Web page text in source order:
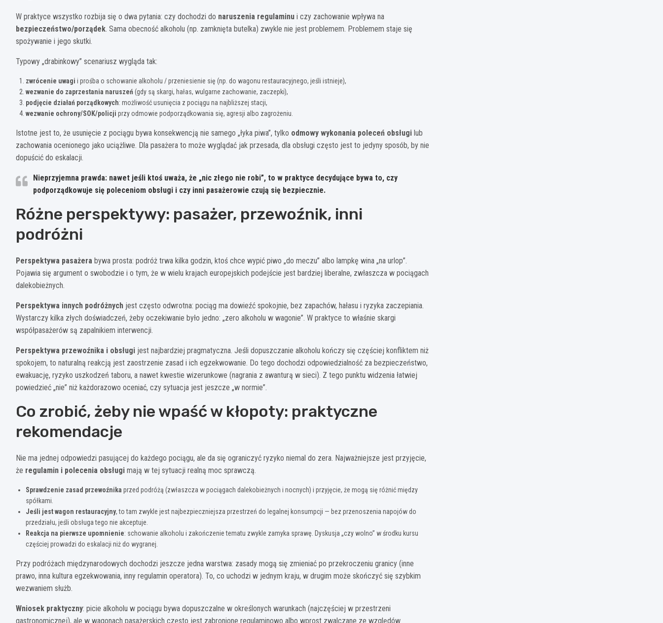
W praktyce wszystko rozbija się o dwa pytania: czy dochodzi do naruszenia regulaminu i czy zachowanie wpływa na
bezpieczeństwo/porządek. Sama obecność alkoholu (np. zamknięta butelka) zwykle nie jest problemem. Problemem staje się
spożywanie i jego skutki.
Typowy „drabinkowy” scenariusz wygląda tak:
zwrócenie uwagi i prośba o schowanie alkoholu / przeniesienie się (np. do wagonu restauracyjnego, jeśli istnieje),
wezwanie do zaprzestania naruszeń(gdy są skargi, hałas, wulgarne zachowanie, zaczepki),
podjęcie działań porządkowych: możliwość usunięcia z pociągu na najbliższej stacji,
wezwanie ochrony/SOK/policji przy odmowie podporządkowania się, agresji albo zagrożeniu.
Istotne jest to, że usunięcie z pociągu bywa konsekwencją nie samego „łyka piwa”, tylko odmowy wykonania poleceń obsługi lub
zachowania ocenionego jako uciążliwe. Dla pasażera to może wyglądać jak przesada, dla obsługi często jest to jedyny sposób, by nie
dopuścić do eskalacji.
Nieprzyjemna prawda: nawet jeśli ktoś uważa, że „nic złego nie robi”, to w praktyce decydujące bywa to, czy
podporządkowuje się poleceniom obsługi i czy inni pasażerowie czują się bezpiecznie.
Różne perspektywy: pasażer, przewoźnik, inni
podróżni
Perspektywa pasażera bywa prosta: podróż trwa kilka godzin, ktoś chce wypić piwo „do meczu” albo lampkę wina „na urlop”.
Pojawia się argument o swobodzie i o tym, że w wielu krajach europejskich podejście jest bardziej liberalne, zwłaszcza w pociągach
dalekobieżnych.
Perspektywa innych podróżnych jest często odwrotna: pociąg ma dowieźć spokojnie, bez zapachów, hałasu i ryzyka zaczepiania.
Wystarczy kilka złych doświadczeń, żeby oczekiwanie było jedno: „zero alkoholu w wagonie”. W praktyce to właśnie skargi
współpasażerów są zapalnikiem interwencji.
Perspektywa przewoźnika i obsługi jest najbardziej pragmatyczna. Jeśli dopuszczanie alkoholu kończy się częściej konfliktem niż
spokojem, to naturalną reakcją jest zaostrzenie zasad i ich egzekwowanie. Do tego dochodzi odpowiedzialność za bezpieczeństwo,
ewakuację, ryzyko uszkodzeń taboru, a nawet kwestie wizerunkowe (nagrania z awanturą w sieci). Z tego punktu widzenia łatwiej
powiedzieć „nie” niż każdorazowo oceniać, czy sytuacja jest jeszcze „w normie”.
Co zrobić, żeby nie wpaść w kłopoty: praktyczne
rekomendacje
Nie ma jednej odpowiedzi pasującej do każdego pociągu, ale da się ograniczyć ryzyko niemal do zera. Najważniejsze jest przyjęcie,
że regulamin i polecenia obsługi mają w tej sytuacji realną moc sprawczą.
Sprawdzenie zasad przewoźnika przed podróżą (zwłaszcza w pociągach dalekobieżnych i nocnych) i przyjęcie, że mogą się różnić między
spółkami.
Jeśli jest wagon restauracyjny, to tam zwykle jest najbezpieczniejsza przestrzeń do legalnej konsumpcji — bez przenoszenia napojów do
przedziału, jeśli obsługa tego nie akceptuje.
Reakcja na pierwsze upomnienie: schowanie alkoholu i zakończenie tematu zwykle zamyka sprawę. Dyskusja „czy wolno” w środku kursu
częściej prowadzi do eskalacji niż do wygranej.
Przy podróżach międzynarodowych dochodzi jeszcze jedna warstwa: zasady mogą się zmieniać po przekroczeniu granicy (inne
prawo, inna kultura egzekwowania, inny regulamin operatora). To, co uchodzi w jednym kraju, w drugim może skończyć się szybkim
wezwaniem służb.
Wniosek praktyczny: picie alkoholu w pociągu bywa dopuszczalne w określonych warunkach (najczęściej w przestrzeni
gastronomicznej), ale w wagonach pasażerskich często jest zabronione regulaminowo albo wprost zwalczane ze względów